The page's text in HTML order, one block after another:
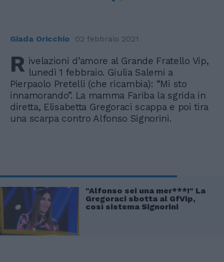
Giada Oricchio 02 febbraio 2021
R ivelazioni d’amore al Grande Fratello Vip,
lunedì 1 febbraio. Giulia Salemi a
Pierpaolo Pretelli (che ricambia): “Mi sto
innamorando”. La mamma Fariba la sgrida in
diretta, Elisabetta Gregoraci scappa e poi tira
una scarpa contro Alfonso Signorini.
"Alfonso sei una mer***!" La
Gregoraci sbotta al GfVip,
così sistema Signorini